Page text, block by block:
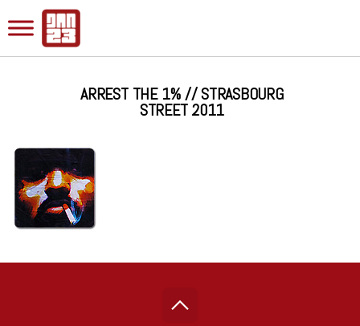
ARREST THE 1% // STRASBOURG
STREET 2011